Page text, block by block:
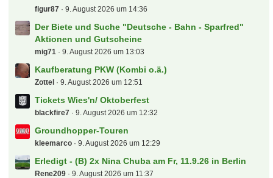
EP-GH 9. August 2026 um 16:48
Der neue...
EP-GH 9. August 2026 um 16:47
Schweiz - SuperLeague
Konfrontation 9. August 2026 um 16:21
Energie Cottbus
spock 9. August 2026 um 15:41
(B) 2 x Finale Herren Hockey WM 30.8.2026
fctunnel 9. August 2026 um 15:38
Kino-Tipp-Fred
peksim 9. August 2026 um 15:23
Accounts teilen für Sky Go / Sky Ticket / DAZN /